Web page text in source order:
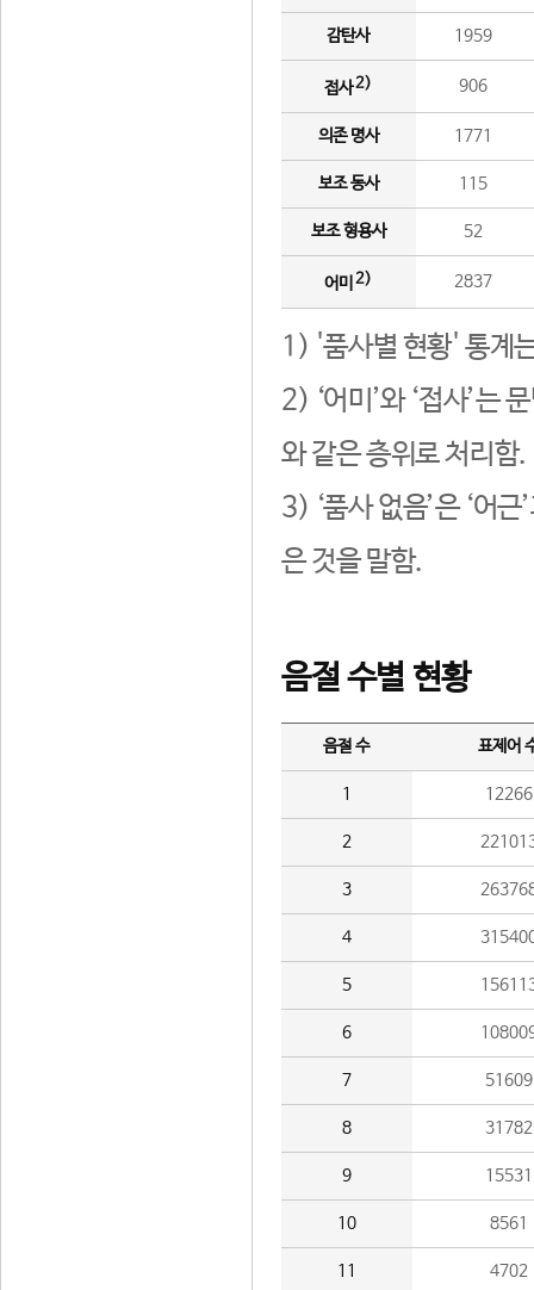
감탄사 1959
접사2) 906
의존 명사 1771
보조 동사 115
보조 형용사 52
어미 2) 2837
1) '품사별 현황' 통계
2) ‘어미’와 ‘접사’는
와 같은 층위로 처리함.
3) ‘품사 없음’은 ‘어
은 것을 말함.
음절 수별 현황
음절 수 표제어
1 12266
2
3
4
5
6
7 51609
8 31782
9 15531
10 8561
11 4702